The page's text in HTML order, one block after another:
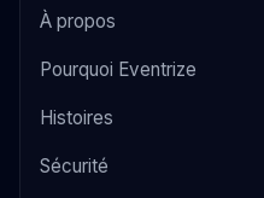
À propos
Pourquoi Eventrize
Histoires
Sécurité